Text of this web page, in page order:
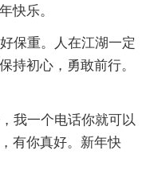
快乐。
保重。人在江湖一定
持初心，勇敢前行。
我一个电话你就可以
有你真好。新年快